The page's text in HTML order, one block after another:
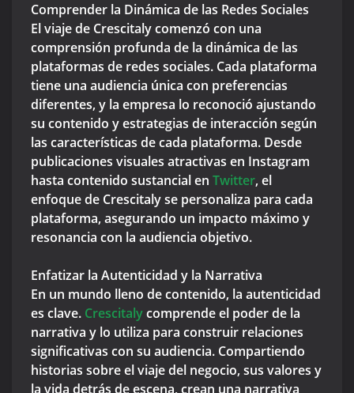
Comprender la Dinámica de las Redes Sociales
El viaje de Crescitaly comenzó con una
comprensión profunda de la dinámica de las
plataformas de redes sociales. Cada plataforma
tiene una audiencia única con preferencias
diferentes, y la empresa lo reconoció ajustando
su contenido y estrategias de interacción según
las características de cada plataforma. Desde
publicaciones visuales atractivas en Instagram
hasta contenido sustancial en Twitter, el
enfoque de Crescitaly se personaliza para cada
plataforma, asegurando un impacto máximo y
resonancia con la audiencia objetivo.
Enfatizar la Autenticidad y la Narrativa
En un mundo lleno de contenido, la autenticidad
es clave. Crescitalycomprende el poder de la
narrativa y lo utiliza para construir relaciones
significativas con su audiencia. Compartiendo
historias sobre el viaje del negocio, sus valores y
la vida detrás de escena, crean una narrativa